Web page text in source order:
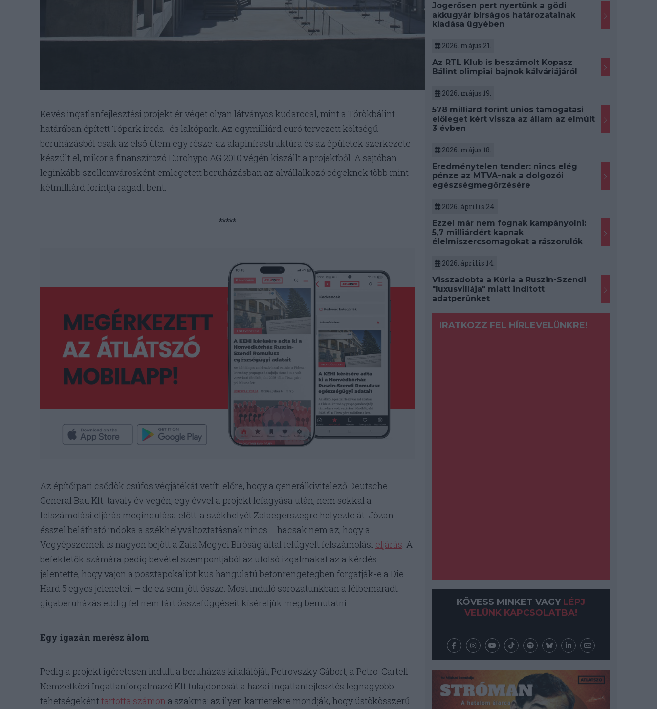
Kevés ingatlanfejlesztési projekt ér véget olyan látványos kudarccal, mint a Törökbálint
határában épített Tópark iroda- és lakópark. Az egymilliárd euró tervezett költségű
beruházásból csak az első ütem egy része: az alapinfrastruktúra és az épületek szerkezete
készült el, mikor a finanszírozó Eurohypo AG 2010 végén kiszállt a projektből. A sajtóban
leginkább szellemvárosként emlegetett beruházásban az alvállalkozó cégeknek több mint
kétmilliárd forintja ragadt bent.
*****
Az építőipari csődök csúfos végjátékát vetíti előre, hogy a generálkivitelező Deutsche
General Bau Kft. tavaly év végén, egy évvel a projekt lefagyása után, nem sokkal a
felszámolási eljárás megindulása előtt, a székhelyét Zalaegerszegre helyezte át. Józan
ésszel belátható indoka a székhelyváltoztatásnak nincs – hacsak nem az, hogy a
Vegyépszernek is nagyon bejött a Zala Megyei Bíróság által felügyelt felszámolási eljárás. A
befektetők számára pedig bevétel szempontjából az utolsó izgalmakat az a kérdés
jelentette, hogy vajon a posztapokaliptikus hangulatú betonrengetegben forgatják-e a Die
Hard 5 egyes jeleneteit – de ez sem jött össze. Most induló sorozatunkban a félbemaradt
gigaberuházás eddig fel nem tárt összefüggéseit kíséreljük meg bemutatni.
Egy igazán merész álom
Pedig a projekt ígéretesen indult: a beruházás kitalálóját, Petrovszky Gábort, a Petro-Cartell
Nemzetközi Ingatlanforgalmazó Kft tulajdonosát a hazai ingatlanfejlesztés legnagyobb
tehetségekénttartotta számon a szakma: az ilyen karrierekre mondják, hogy üstökösszerű.
Jogerősen pert nyertünk a gödi
akkugyár bírságos határozatainak
kiadása ügyében
2026. május 21.
Az RTL Klub is beszámolt Kopasz
Bálint olimpiai bajnok kálváriájáról
2026. május 19.
578 milliárd forint uniós támogatási
előleget kért vissza az állam az elmúlt
3 évben
2026. május 18.
Eredménytelen tender: nincs elég
pénze az MTVA-nak a dolgozói
egészségmegőrzésére
2026. április 24.
Ezzel már nem fognak kampányolni:
5,7 milliárdért kapnak
élelmiszercsomagokat a rászorulók
2026. április 14.
Visszadobta a Kúria a Ruszin-Szendi
"luxusvillája" miatt indított
adatperünket
IRATKOZZ FEL HÍRLEVELÜNKRE!
KÖVESS MINKET VAGY LÉPJ
VELÜNK KAPCSOLATBA!